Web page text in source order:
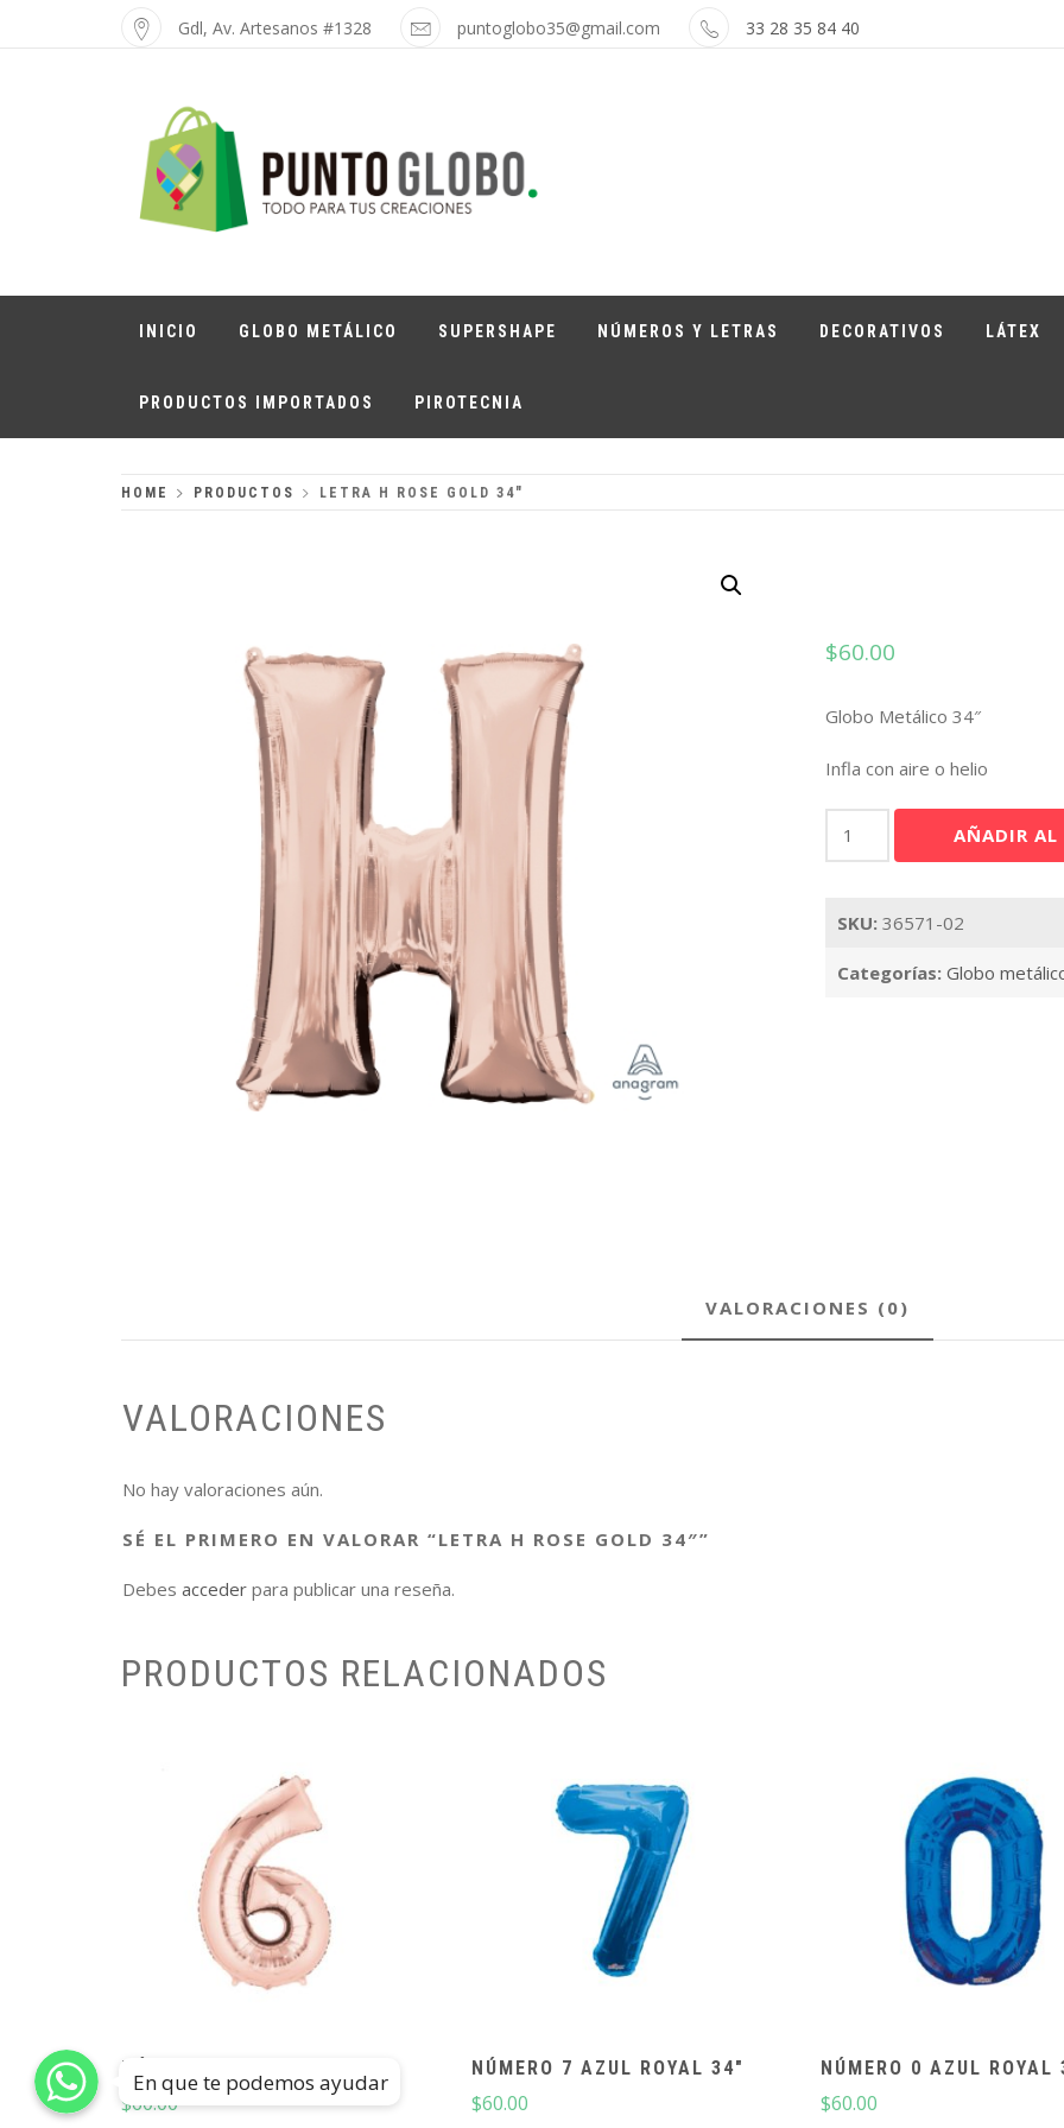
Gdl, Av. Artesanos #1328 puntoglobo35@gmail.com 33 28 35 84 40
INICIO GLOBO METÁLICO SUPERSHAPE NÚMEROS Y LETRAS DECORATIVOS LÁTEX
PRODUCTOS IMPORTADOS PIROTECNIA
HOME PRODUCTOS LETRA H ROSE GOLD 34″
$60.00
Globo Metálico 34″
Infla con aire o helio
34"
AÑADIR AL
SKU: 36571-02
Categorías: Globo
VALORACIONES (0)
VALORACIONES
No hay valoraciones aún.
SÉ EL PRIMERO EN VALORAR “LETRA H ROSE GOLD 34″”
Debes acceder para publicar una reseña.
PRODUCTOS RELACIONADOS
NÚMERO 6 ROSE GOLD 34″
$60.00
NÚMERO 7 AZUL ROYAL 34″
$60.00
NÚMERO 0 AZUL ROYAL
$60.00
En que te podemos ayudar